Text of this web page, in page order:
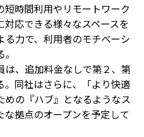
時間利用やリモートワーク
応できる様々なスペースを
力で、利用者のモチベーシ
、追加料金なしで第２、第
。同社はさらに、「より快適
めの『ハブ』となるようなス
拠点のオープンを予定して